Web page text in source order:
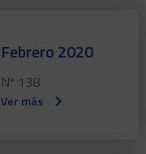
Febrero 2020
Nº 138
Ver más